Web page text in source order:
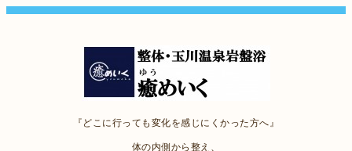
『どこに行っても変化を感じにくかった方へ』
体の内側から整え、